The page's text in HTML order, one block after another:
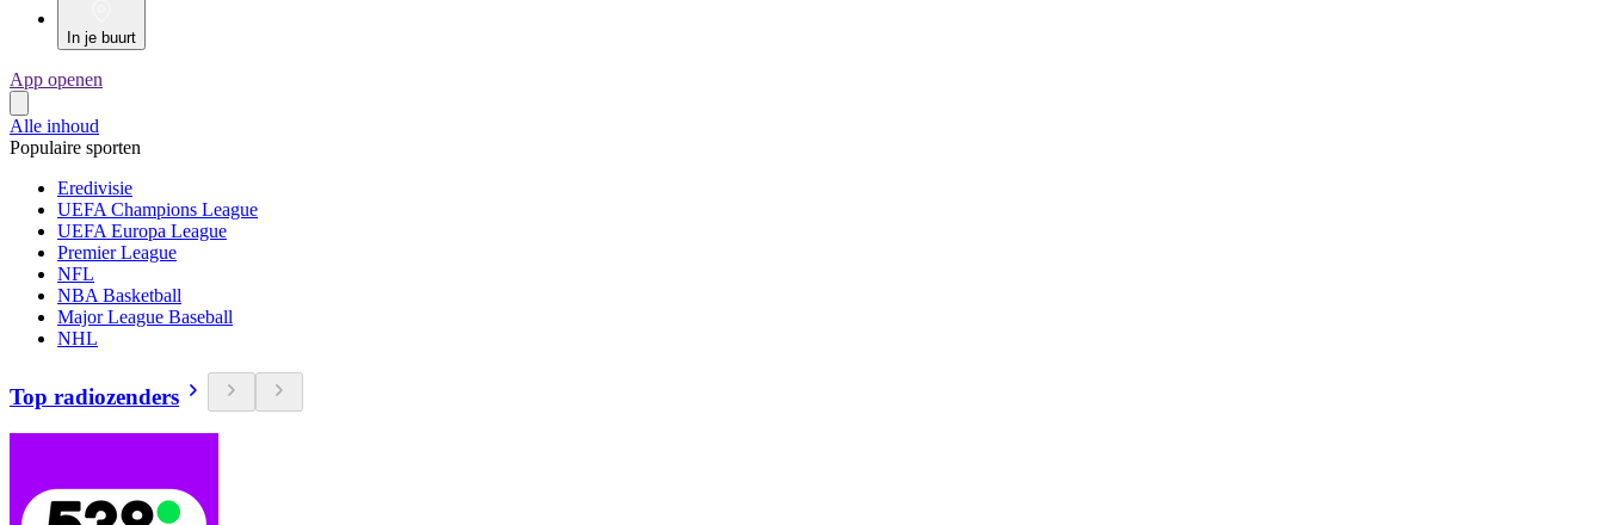
In je buurt
App openen
Alle inhoud
Populaire sporten
Eredivisie
UEFA Champions League
UEFA Europa League
Premier League
NFL
NBA Basketball
Major League Baseball
NHL
Top radiozenders